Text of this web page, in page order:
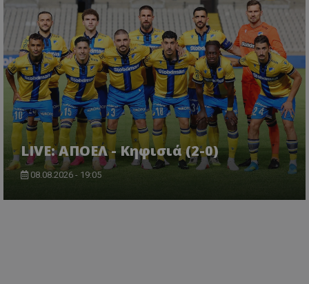
LIVE: ΑΠΟΕΛ - Κηφισιά (2-0)
08.08.2026 - 19:05